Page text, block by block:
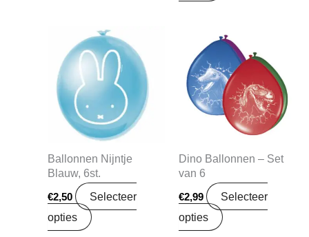
Ballonnen Nijntje
Blauw, 6st.
€2,50
Selecteer
opties
Dino Ballonnen – Set
van 6
€2,99
Selecteer
opties